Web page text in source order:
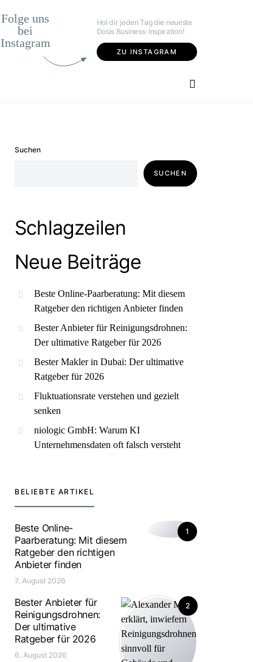
Folge uns
bei
Instagram
Hol dir jeden Tag die neueste
Dosis Business-Inspiration!
ZU INSTAGRAM
Suchen
SUCHEN
Schlagzeilen
Neue Beiträge
Beste Online-Paarberatung: Mit diesem
Ratgeber den richtigen Anbieter finden
Bester Anbieter für Reinigungsdrohnen:
Der ultimative Ratgeber für 2026
Bester Makler in Dubai: Der ultimative
Ratgeber für 2026
Fluktuationsrate verstehen und gezielt
senken
niologic GmbH: Warum KI
Unternehmensdaten oft falsch versteht
BELIEBTE ARTIKEL
1
Beste Online-
Paarberatung: Mit diesem
Ratgeber den richtigen
Anbieter finden
7. August 2026
2
Bester Anbieter für
Reinigungsdrohnen:
Der ultimative
Ratgeber für 2026
6. August 2026